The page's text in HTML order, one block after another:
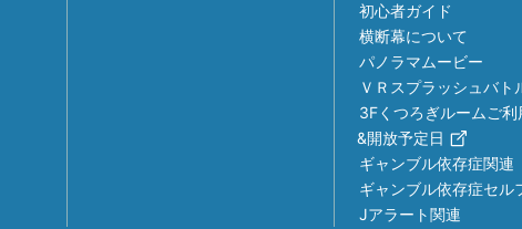
初心者ガイド
横断幕について
パノラマムービー
ＶＲスプラッシュバト
3Fくつろぎルームご利
&開放予定日
ギャンブル依存症関連
ギャンブル依存症セル
Jアラート関連